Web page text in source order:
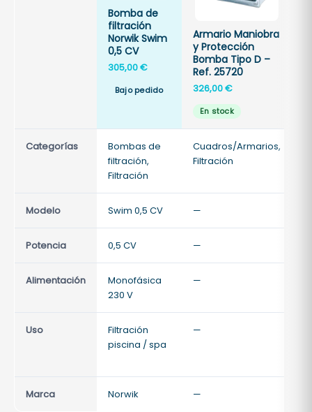
Bomba de
filtración
Norwik Swim
0,5 CV
305,00€
Bajo pedido
Armario Maniobra
y Protección
Bomba Tipo D –
Ref. 25720
326,00€
En stock
Categorías
Bombas de
filtración,
Filtración
Cuadros/Armarios,
Filtración
Modelo Swim 0,5 CV —
Potencia 0,5 CV —
Alimentación
Monofásica
230 V
—
Uso
Filtración
piscina / spa
—
Marca Norwik —